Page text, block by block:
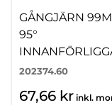
GÅNGJÄRN
95°
LUCKA
202374.60
67,66 kr inkl.